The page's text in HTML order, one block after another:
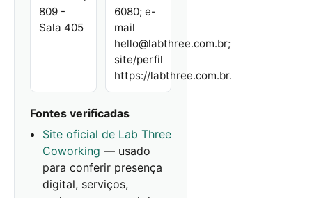
809 -
Sala 405
6080; e-
mail
hello@labthree.com.br;
site/perfil
https://labthree.com.br.
Fontes verificadas
Site oficial de Lab Three
Coworking — usado
para conferir presença
digital, serviços,